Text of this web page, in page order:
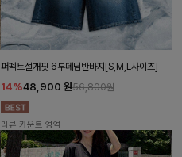
퍼펙트절개핏 6부데님반바지[S,M,L사이즈]
14%48,900 원56,800원
리뷰 카운트 영역